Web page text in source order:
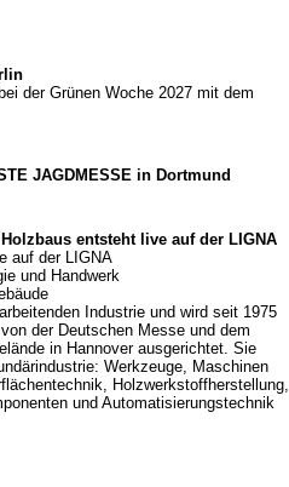
der Grünen Woche 2027 mit dem
JAGDMESSE in Dortmund
entsteht live auf der LIGNA
auf der LIGNA
und Handwerk
Industrie und wird seit 1975
der Deutschen Messe und dem
in Hannover ausgerichtet. Sie
Werkzeuge, Maschinen
Holzwerkstoffherstellung,
und Automatisierungstechnik